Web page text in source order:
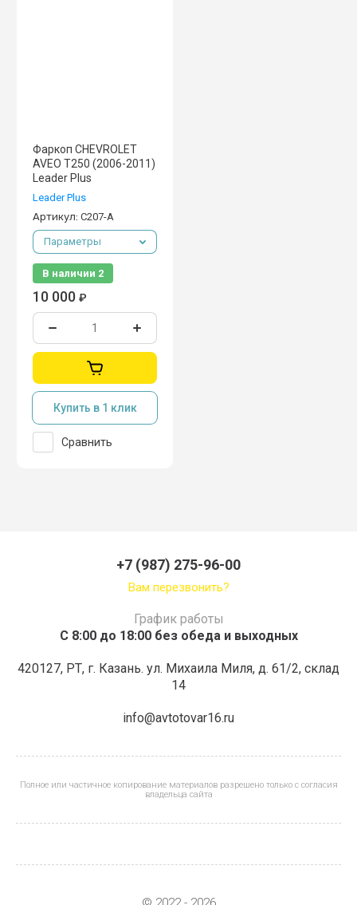
Фаркоп CHEVROLET
AVEO T250 (2006-2011)
Leader Plus
Leader Plus
Артикул: C207-A
Параметры
В наличии 2
10 000 ₽
Купить в 1 клик
Сравнить
+7 (987) 275-96-00
Вам перезвонить?
График работы
С 8:00 до 18:00 без обеда и выходных
420127, РТ, г. Казань. ул. Михаила Миля, д. 61/2, склад
14
info@avtotovar16.ru
Полное или частичное копирование материалов разрешено только с согласия
владельца сайта